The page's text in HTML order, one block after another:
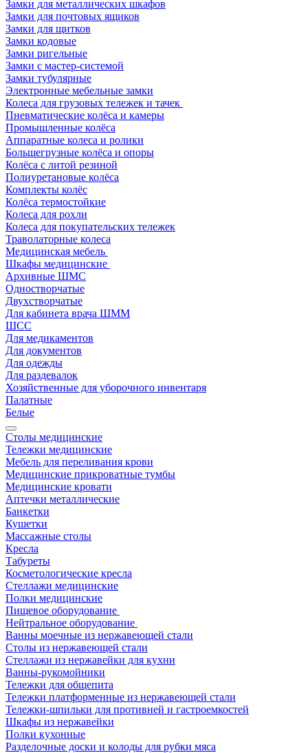
Замки для металлических шкафов
Замки для почтовых ящиков
Замки для щитков
Замки кодовые
Замки ригельные
Замки с мастер-системой
Замки тубулярные
Электронные мебельные замки
Колеса для грузовых тележек и тачек
Пневматические колёса и камеры
Промышленные колёса
Аппаратные колеса и ролики
Большегрузные колёса и опоры
Колёса с литой резиной
Полиуретановые колёса
Комплекты колёс
Колёса термостойкие
Колеса для рохли
Колеса для покупательских тележек
Траволаторные колеса
Медицинская мебель
Шкафы медицинские
Архивные ШМС
Одностворчатые
Двухстворчатые
Для кабинета врача ШММ
ШСС
Для медикаментов
Для документов
Для одежды
Для раздевалок
Хозяйственные для уборочного инвентаря
Палатные
Белые
Столы медицинские
Тележки медицинские
Мебель для переливания крови
Медицинские прикроватные тумбы
Медицинские кровати
Аптечки металлические
Банкетки
Кушетки
Массажные столы
Кресла
Табуреты
Косметологические кресла
Стеллажи медицинские
Полки медицинские
Пищевое оборудование
Нейтральное оборудование
Ванны моечные из нержавеющей стали
Столы из нержавеющей стали
Стеллажи из нержавейки для кухни
Ванны-рукомойники
Тележки для общепита
Тележки платформенные из нержавеющей стали
Тележки-шпильки для противней и гастроемкостей
Шкафы из нержавейки
Полки кухонные
Разделочные доски и колоды для рубки мяса